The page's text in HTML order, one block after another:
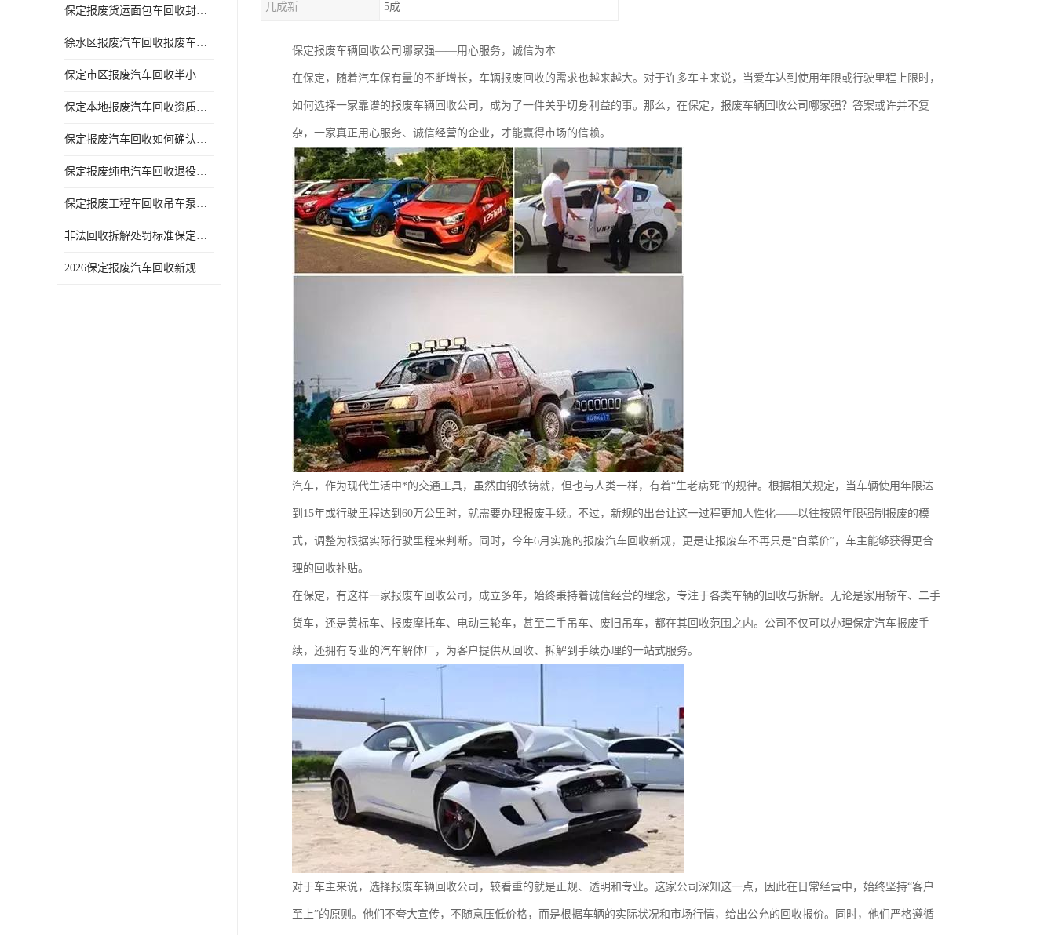
保定报废货运面包车回收封闭货车报废销户
徐水区报废汽车回收报废车辆补贴申请流程
保定市区报废汽车回收半小时上门现场估价
保定本地报废汽车回收资质齐全无隐形收费
保定报废汽车回收如何确认车辆完成销户
保定报废纯电汽车回收退役电池统一处置
保定报废工程车回收吊车泵车挖掘机回收拆解
非法回收拆解处罚标准保定报废车合规提示
2026保定报废汽车回收新规解读车主必看
几成新 5成
保定报废车辆回收公司哪家强——用心服务，诚信为本
在保定，随着汽车保有量的不断增长，车辆报废回收的需求也越来越大。对于许多车主来说，当爱车达到使用年限或行驶里程上限时，
如何选择一家靠谱的报废车辆回收公司，成为了一件关乎切身利益的事。那么，在保定，报废车辆回收公司哪家强？答案或许并不复
杂，一家真正用心服务、诚信经营的企业，才能赢得市场的信赖。
汽车，作为现代生活中*的交通工具，虽然由钢铁铸就，但也与人类一样，有着“生老病死”的规律。根据相关规定，当车辆使用年限达
到15年或行驶里程达到60万公里时，就需要办理报废手续。不过，新规的出台让这一过程更加人性化——以往按照年限强制报废的模
式，调整为根据实际行驶里程来判断。同时，今年6月实施的报废汽车回收新规，更是让报废车不再只是“白菜价”，车主能够获得更合
理的回收补贴。
在保定，有这样一家报废车回收公司，成立多年，始终秉持着诚信经营的理念，专注于各类车辆的回收与拆解。无论是家用轿车、二手
货车，还是黄标车、报废摩托车、电动三轮车，甚至二手吊车、废旧吊车，都在其回收范围之内。公司不仅可以办理保定汽车报废手
续，还拥有专业的汽车解体厂，为客户提供从回收、拆解到手续办理的一站式服务。
对于车主来说，选择报废车辆回收公司，较看重的就是正规、透明和专业。这家公司深知这一点，因此在日常经营中，始终坚持“客户
至上”的原则。他们不夸大宣传，不随意压低价格，而是根据车辆的实际状况和市场行情，给出公允的回收报价。同时，他们严格遵循